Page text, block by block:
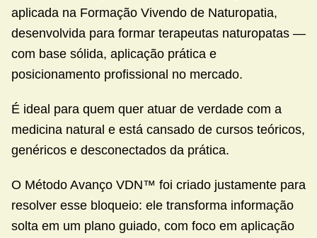
aplicada na Formação Vivendo de Naturopatia,
desenvolvida para formar terapeutas naturopatas —
com base sólida, aplicação prática e
posicionamento profissional no mercado.
É ideal para quem quer atuar de verdade com a
medicina natural e está cansado de cursos teóricos,
genéricos e desconectados da prática.
O Método Avanço VDN™ foi criado justamente para
resolver esse bloqueio: ele transforma informação
solta em um plano guiado, com foco em aplicação